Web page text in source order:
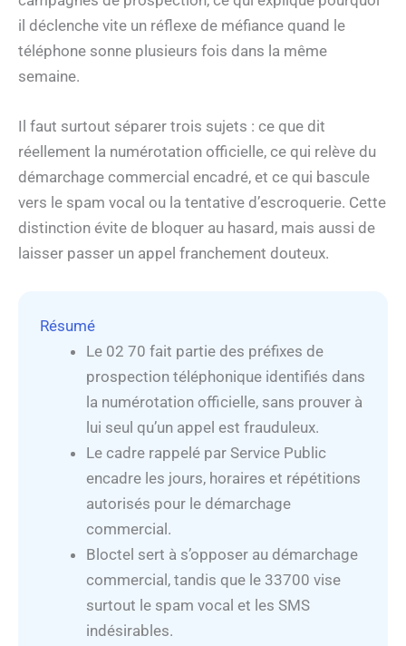
il déclenche vite un réflexe de méfiance quand le
téléphone sonne plusieurs fois dans la même
semaine.
Il faut surtout séparer trois sujets : ce que dit
réellement la numérotation officielle, ce qui relève du
démarchage commercial encadré, et ce qui bascule
vers le spam vocal ou la tentative d’escroquerie. Cette
distinction évite de bloquer au hasard, mais aussi de
laisser passer un appel franchement douteux.
Résumé
Le 02 70 fait partie des préfixes de
prospection téléphonique identifiés dans
la numérotation officielle, sans prouver à
lui seul qu’un appel est frauduleux.
Le cadre rappelé par Service Public
encadre les jours, horaires et répétitions
autorisés pour le démarchage
commercial.
Bloctel sert à s’opposer au démarchage
commercial, tandis que le 33700 vise
surtout le spam vocal et les SMS
indésirables.